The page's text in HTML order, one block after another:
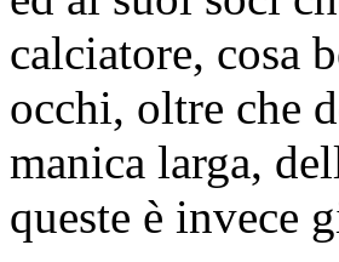
calciatore, cosa
occhi, oltre che
manica larga,
queste è invece